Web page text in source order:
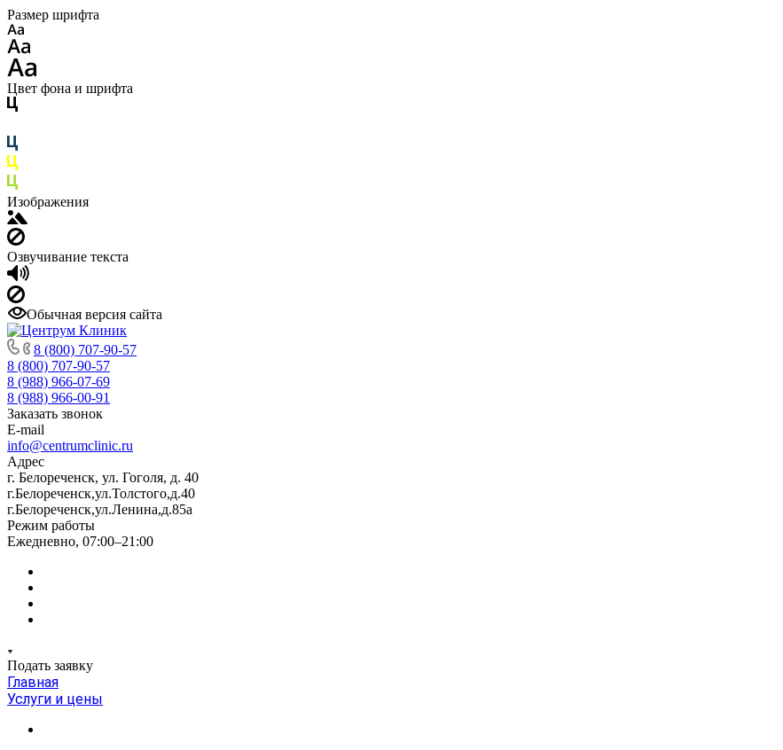
Размер шрифта
Цвет фона и шрифта
Изображения
Озвучивание текста
Обычная версия сайта
8 (800) 707-90-57
8 (800) 707-90-57
8 (988) 966-07-69
8 (988) 966-00-91
Заказать звонок
E-mail
info@centrumclinic.ru
Адрес
г. Белореченск, ул. Гоголя, д. 40
г.Белореченск,ул.Толстого,д.40
г.Белореченск,ул.Ленина,д.85а
Режим работы
Ежедневно, 07:00–21:00
Подать заявку
Главная
Услуги и цены